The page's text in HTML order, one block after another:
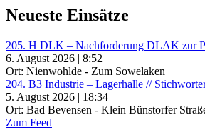
Neueste Einsätze
205. H DLK – Nachforderung DLAK zur
6. August 2026 | 8:52
Ort: Nienwohlde - Zum Sowelaken
204. B3 Industrie – Lagerhalle //
5. August 2026 | 18:34
Ort: Bad Bevensen - Klein Bünstorfer
Zum Feed